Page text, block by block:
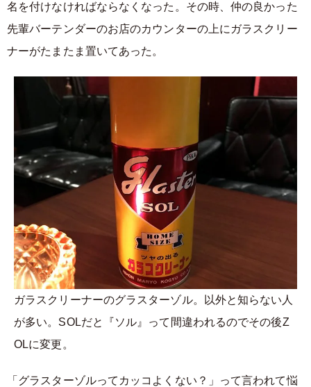
名を付けなければならなくなった。その時、仲の良かった
先輩バーテンダーのお店のカウンターの上にガラスクリー
ナーがたまたま置いてあった。
ガラスクリーナーのグラスターゾル。以外と知らない人
が多い。SOLだと『ソル』って間違われるのでその後Z
OLに変更。
「グラスターゾルってカッコよくない？」って言われて悩